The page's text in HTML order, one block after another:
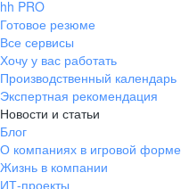
hh PRO
Готовое резюме
Все сервисы
Хочу у вас работать
Производственный календарь
Экспертная рекомендация
Новости и статьи
Блог
О компаниях в игровой форме
Жизнь в компании
ИТ-проекты